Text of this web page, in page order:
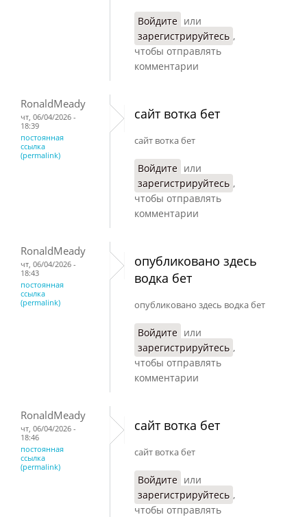
Войдите или
зарегистрируйтесь ,
чтобы отправлять
комментарии
RonaldMeady
чт, 06/04/2026 -
18:39
постоянная
ссылка
(permalink)
сайт вотка бет
сайт вотка бет
Войдите или
зарегистрируйтесь ,
чтобы отправлять
комментарии
RonaldMeady
чт, 06/04/2026 -
18:43
постоянная
ссылка
(permalink)
опубликовано здесь
водка бет
опубликовано здесь водка бет
Войдите или
зарегистрируйтесь ,
чтобы отправлять
комментарии
RonaldMeady
чт, 06/04/2026 -
18:46
постоянная
ссылка
(permalink)
сайт вотка бет
сайт вотка бет
Войдите или
зарегистрируйтесь ,
чтобы отправлять